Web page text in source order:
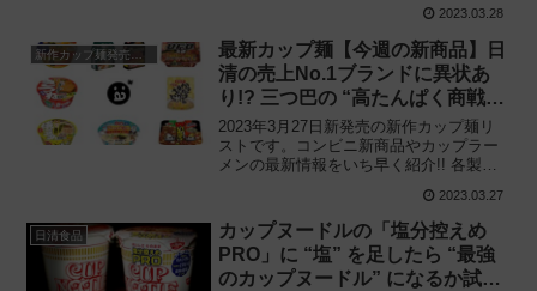
品「お揚げとお揚げのきつねそば」を食
べてみた感想と評価・レビューです。
2023.03.28
最新カップ麺【今週の新商品】日
清の売上No.1ブランドに異状あ
り!? 三つ巴の “高たんぱく商戦”
も波乱の予感‥‥!!
2023年3月27日新発売の新作カップ麺リ
ストです。コンビニ新商品やカップラー
メンの最新情報をいち早く紹介!! 各製品
開の新作情報もありますので、カップ麺
の新商品が気になる方はご活用くださ
い。
2023.03.27
日清食品
カップヌードルの「塩分控えめ
PRO」に “塩” を足したら “最強
のカップヌードル” になるか試し